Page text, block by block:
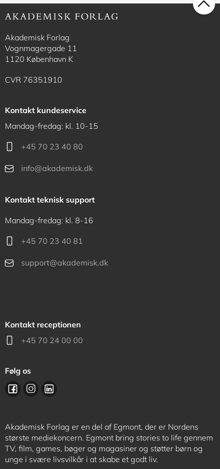
Akademisk Forlag
Vognmagergade 11
1120 København K
CVR 76351910
Kontakt kundeservice
Mandag-fredag: kl. 10-15
+45 70 23 40 80
info@akademisk.dk
Kontakt teknisk support
Mandag-fredag: kl. 8-16
+45 70 23 40 81
support@akademisk.dk
Kontakt receptionen
+45 70 24 00 00
Følg os
Akademisk Forlag er en del af Egmont, der er Nordens
største mediekoncern. Egmont bring stories to life gennem
TV, film, games, bøger og magasiner og støtter børn og
unge i svære livsvilkår i at skabe et godt liv.